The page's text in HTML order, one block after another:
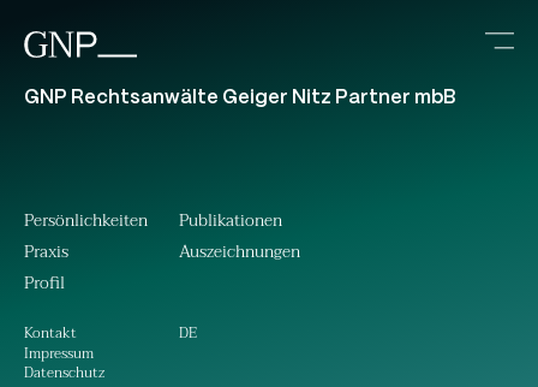
GNP Rechtsanwälte Geiger Nitz Partner mbB
Persönlichkeiten
Praxis
Profil
Kontakt
Impressum
Datenschutz
Publikationen
Auszeichnungen
DE